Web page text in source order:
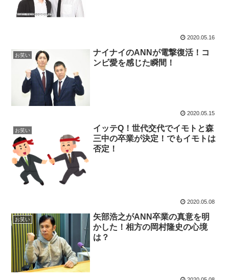
2020.05.16
お笑い
ナイナイのANNが電撃復活！コ
ンビ愛を感じた瞬間！
2020.05.15
お笑い
イッテQ！世代交代でイモトと森
三中の卒業が決定！でもイモトは
否定！
2020.05.08
お笑い
矢部浩之がANN卒業の真意を明
かした！相方の岡村隆史の心境
は？